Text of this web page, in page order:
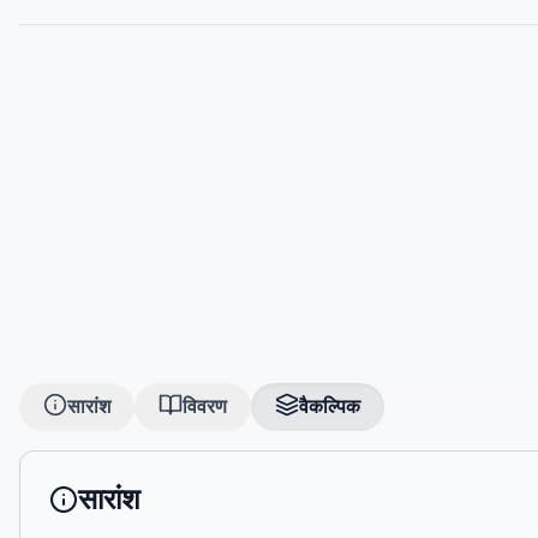
सारांश विवरण वैकल्पिक
सारांश